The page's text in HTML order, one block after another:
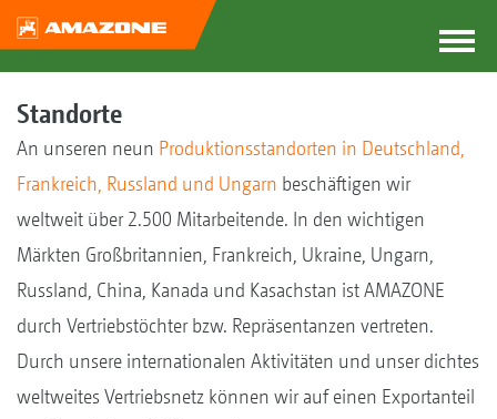
Standorte
An unseren neun Produktionsstandorten in Deutschland,
Frankreich, Russland und Ungarn beschäftigen wir
weltweit über 2.500 Mitarbeitende. In den wichtigen
Märkten Großbritannien, Frankreich, Ukraine, Ungarn,
Russland, China, Kanada und Kasachstan ist AMAZONE
durch Vertriebstöchter bzw. Repräsentanzen vertreten.
Durch unsere internationalen Aktivitäten und unser dichtes
weltweites Vertriebsnetz können wir auf einen Exportanteil